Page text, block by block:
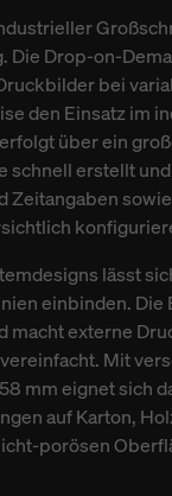
Die Drop-on-
bei
den Einsatz im
über ein
schnell erstellt
Zeitangaben
lässt
einbinden. Die
macht externe
Mit
mm eignet sich
auf Karton,
porösen